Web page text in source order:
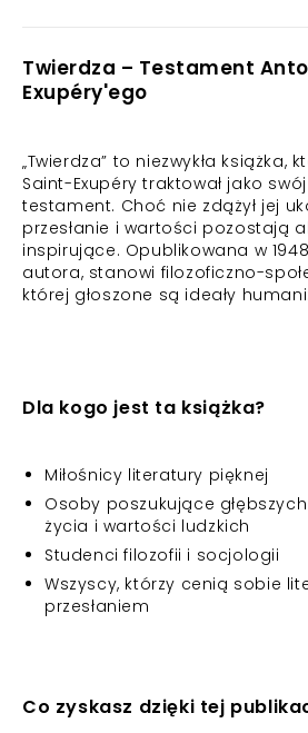
Twierdza – Testament
Exupéry'ego
„Twierdza” to niezwykła książka,
Saint-Exupéry traktował jako
testament. Choć nie zdążył jej
przesłanie i wartości pozostają
inspirujące. Opublikowana w
autora, stanowi filozoficzno-
której głoszone są ideały
Dla kogo jest ta książka?
Miłośnicy literatury pięknej
Osoby poszukujące
życia i wartości ludzkich
Studenci filozofii i socjologii
Wszyscy, którzy cenią sobie
przesłaniem
Co zyskasz dzięki tej